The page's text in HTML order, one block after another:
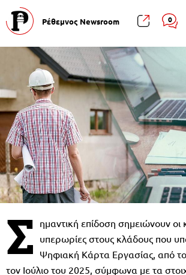
Ρέθεμνος Newsroom 0
Σ ημαντική επίδοση σημειώνουν
υπερωρίες στους κλάδους που
Ψηφιακή Κάρτα Εργασίας, από
τον Ιούλιο του 2025, σύμφωνα με τα